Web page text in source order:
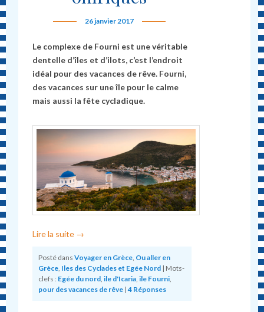
26 janvier 2017
Le complexe de Fourni est une véritable
dentelle d’îles et d’ilots, c’est l’endroit
idéal pour des vacances de rêve. Fourni,
des vacances sur une île pour le calme
mais aussi la fête cycladique.
Lire la suite →
Posté dans Voyager en Grèce Ou aller en
Grèce Iles des Cyclades et Egée Nord | Mots-
clefs : Egée du nord ,ile d'Icaria ,ile Fourni
pour des vacances de rêve |4 Réponses